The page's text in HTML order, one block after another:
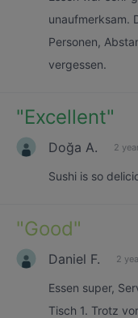
unaufmerksam.
Personen,
vergessen.
"Excellent"
Doğa A. 2
Sushi is so
"Good"
Daniel F. 2
Essen super,
Tisch 1. Trotz